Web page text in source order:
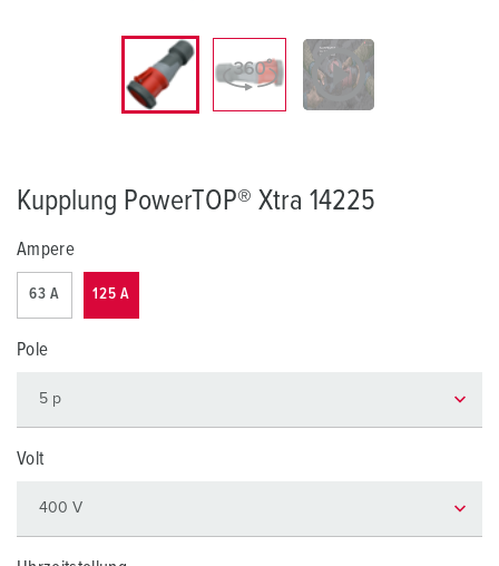
Kupplung PowerTOP® Xtra 14225
Ampere
63 A 125 A
Pole
Volt